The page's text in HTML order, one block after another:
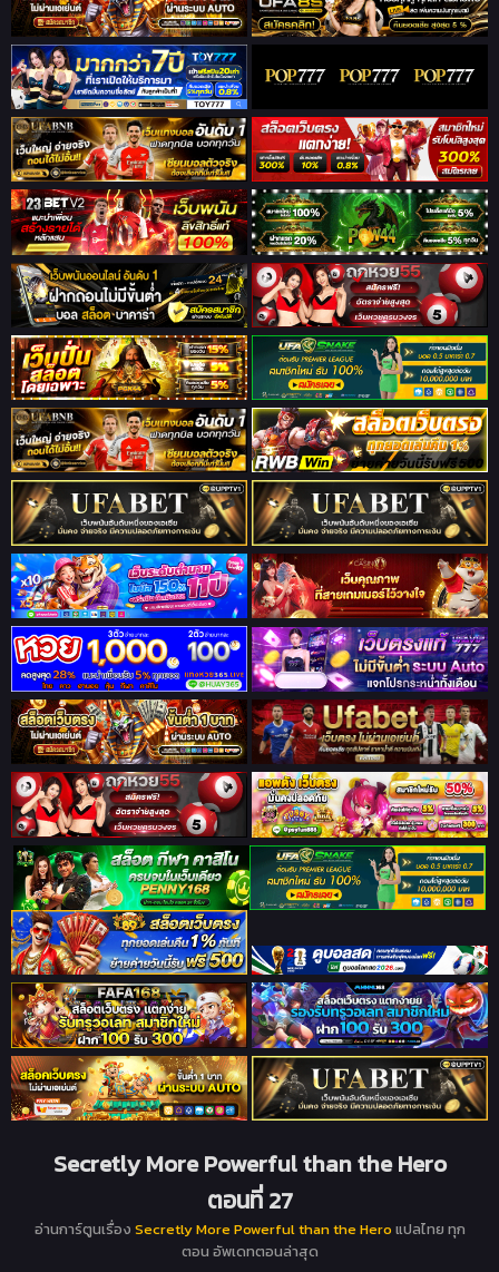
Secretly More Powerful than the Hero
ตอนที่ 27
อ่านการ์ตูนเรื่อง Secretly More Powerful than the Hero แปลไทย ทุก
ตอน อัพเดทตอนล่าสุด